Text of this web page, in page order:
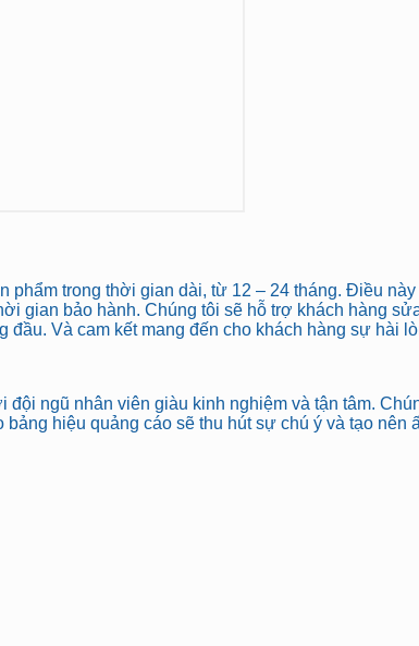
phẩm trong thời gian dài, từ 12 – 24 tháng. Điều
gian bảo hành. Chúng tôi sẽ hỗ trợ khách hàng
Và cam kết mang đến cho khách hàng sự hài
ngũ nhân viên giàu kinh nghiệm và tận tâm.
hiệu quảng cáo sẽ thu hút sự chú ý và tạo nên